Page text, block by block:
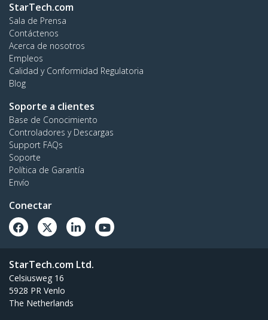
StarTech.com
Sala de Prensa
Contáctenos
Acerca de nosotros
Empleos
Calidad y Conformidad Regulatoria
Blog
Soporte a clientes
Base de Conocimiento
Controladores y Descargas
Support FAQs
Soporte
Política de Garantía
Envío
Conectar
StarTech.com Ltd.
Celsiusweg 16
5928 PR Venlo
The Netherlands